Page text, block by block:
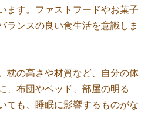
ます。ファストフードやお菓子
ランスの良い食生活を意識しま
枕の高さや材質など、自分の体
、布団やベッド、部屋の明る
ても、睡眠に影響するものがな